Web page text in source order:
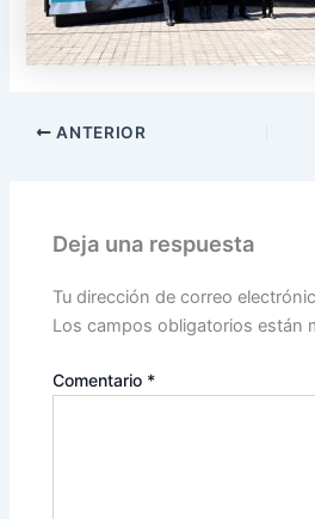
ANTERIOR
Deja una respuesta
Tu dirección de correo
Los campos obligatorios están
Comentario *